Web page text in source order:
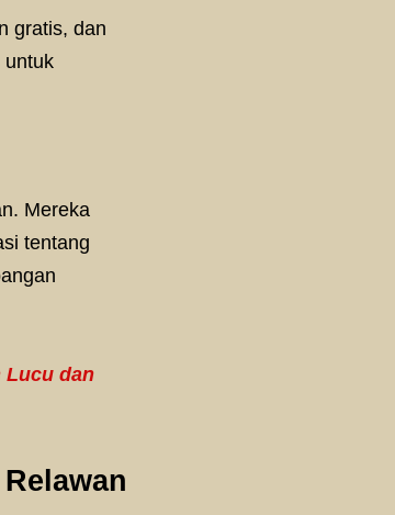
gratis, dan
untuk
Mereka
tentang
Lucu dan